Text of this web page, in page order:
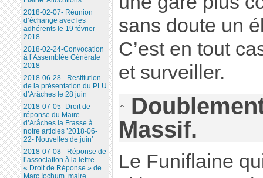
sans doute un
C’est en tout
et surveiller.
Massif.
Le Funiflaine
2018-02-07- Réunion
d’échange avec les
adhérents le 19 février
2018
2018-02-24-Convocation
à l’Assemblée Générale
2018
2018-06-28 - Restitution
de la présentation du PLU
d’Arâches le 28 juin
2018-07-05- Droit de
réponse du Maire
d’Arâches la Frasse à
notre articles ’2018-06-
22- Nouvelles de juin’
2018-07-08 - Réponse de
l’association à la lettre
« Droit de Réponse » de